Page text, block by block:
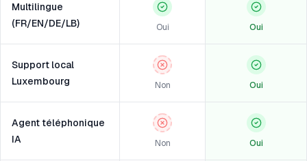
Multilingue
(FR/EN/DE/LB)
Oui Oui
Support local
Luxembourg
Non Oui
Agent téléphonique
IA
Non Oui